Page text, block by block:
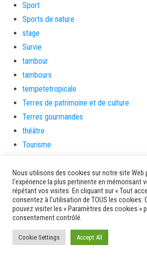
Sport
Sports de nature
stage
Survie
tambour
tambours
tempetetropicale
Terres de patrimoine et de culture
Terres gourmandes
théâtre
Tourisme
toussaint
tradition
Transition Energétique
Transport et routes
Travail
Travaux
Travaux THD
Nous utilisons des cookies sur notre site Web
l'expérience la plus pertinente en mémorisant
répétant vos visites. En cliquant sur « Tout
consentez à l'utilisation de TOUS les cookies.
pouvez visiter les « Paramètres des cookies »
consentement contrôlé.
Cookie Settings Accept All